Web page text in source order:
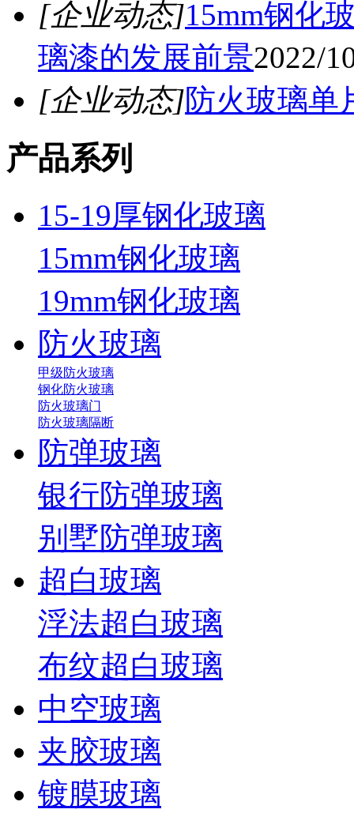
[企业动态]15mm钢化
璃漆的发展前景2022/
[企业动态]防火玻璃单
产品系列
15-19厚钢化玻璃
15mm钢化玻璃
19mm钢化玻璃
防火玻璃
甲级防火玻璃
钢化防火玻璃
防火玻璃门
防火玻璃隔断
防弹玻璃
银行防弹玻璃
别墅防弹玻璃
超白玻璃
浮法超白玻璃
布纹超白玻璃
中空玻璃
夹胶玻璃
镀膜玻璃